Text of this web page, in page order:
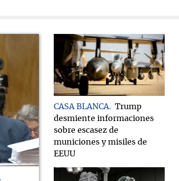
CASA BLANCA
Trump
desmiente informaciones
sobre escasez de
municiones y misiles de
EEUU